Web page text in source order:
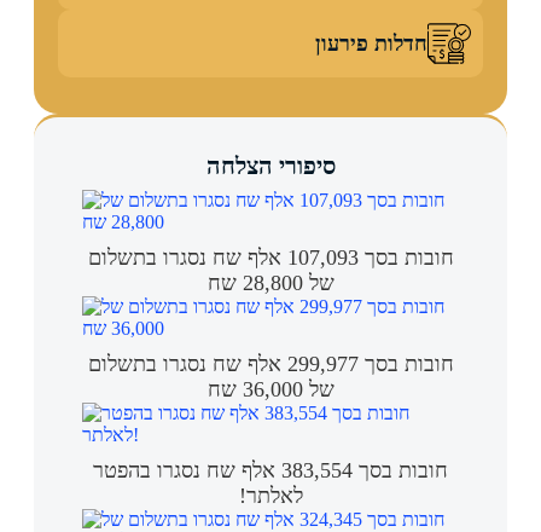
חדלות פירעון
סיפורי הצלחה
חובות בסך 107,093 אלף שח נסגרו בתשלום
של 28,800 שח
חובות בסך 299,977 אלף שח נסגרו בתשלום
של 36,000 שח
חובות בסך 383,554 אלף שח נסגרו בהפטר
לאלתר!